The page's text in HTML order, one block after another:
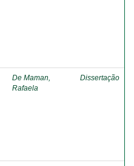
De Maman,
Rafaela
Dissertação